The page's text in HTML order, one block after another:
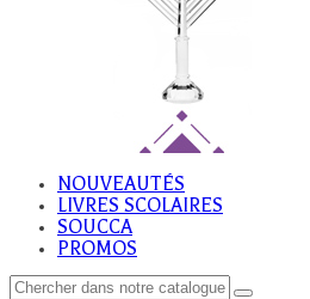
NOUVEAUTÉS
LIVRES SCOLAIRES
SOUCCA
PROMOS